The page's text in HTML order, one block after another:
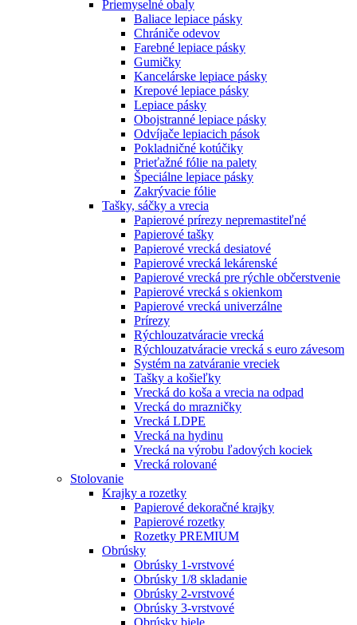
Priemyselné obaly
Baliace lepiace pásky
Chrániče odevov
Farebné lepiace pásky
Gumičky
Kancelárske lepiace pásky
Krepové lepiace pásky
Lepiace pásky
Obojstranné lepiace pásky
Odvíjače lepiacich pások
Pokladničné kotúčiky
Prieťažné fólie na palety
Špeciálne lepiace pásky
Zakrývacie fólie
Tašky, sáčky a vrecia
Papierové prírezy nepremastiteľné
Papierové tašky
Papierové vrecká desiatové
Papierové vrecká lekárenské
Papierové vrecká pre rýchle občerstvenie
Papierové vrecká s okienkom
Papierové vrecká univerzálne
Prírezy
Rýchlouzatváracie vrecká
Rýchlouzatváracie vrecká s euro závesom
Systém na zatváranie vreciek
Tašky a košieľky
Vrecká do koša a vrecia na odpad
Vrecká do mrazničky
Vrecká LDPE
Vrecká na hydinu
Vrecká na výrobu ľadových kociek
Vrecká rolované
Stolovanie
Krajky a rozetky
Papierové dekoračné krajky
Papierové rozetky
Rozetky PREMIUM
Obrúsky
Obrúsky 1-vrstvové
Obrúsky 1/8 skladanie
Obrúsky 2-vrstvové
Obrúsky 3-vrstvové
Obrúsky biele